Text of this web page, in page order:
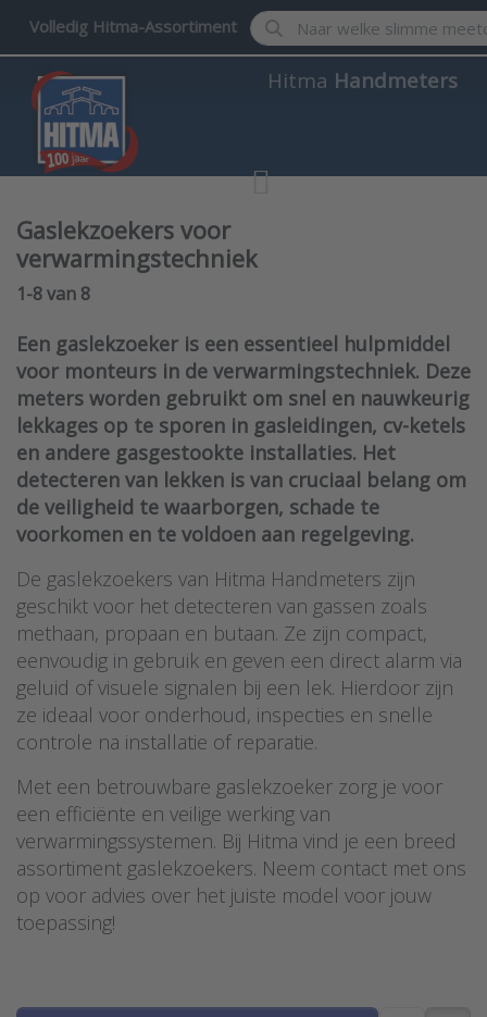
Volledig Hitma-Assortiment Enter a search term.
Hitma Handmeters
Gaslekzoekers voor
verwarmingstechniek
Search results:
1-8van 8
Een gaslekzoeker is een essentieel hulpmiddel
voor monteurs in de verwarmingstechniek. Deze
meters worden gebruikt om snel en nauwkeurig
lekkages op te sporen in gasleidingen, cv-ketels
en andere gasgestookte installaties. Het
detecteren van lekken is van cruciaal belang om
de veiligheid te waarborgen, schade te
voorkomen en te voldoen aan regelgeving.
De gaslekzoekers van Hitma Handmeters zijn
geschikt voor het detecteren van gassen zoals
methaan, propaan en butaan. Ze zijn compact,
eenvoudig in gebruik en geven een direct alarm via
geluid of visuele signalen bij een lek. Hierdoor zijn
ze ideaal voor onderhoud, inspecties en snelle
controle na installatie of reparatie.
Met een betrouwbare gaslekzoeker zorg je voor
een efficiënte en veilige werking van
verwarmingssystemen. Bij Hitma vind je een breed
assortiment gaslekzoekers. Neem contact met ons
op voor advies over het juiste model voor jouw
toepassing!